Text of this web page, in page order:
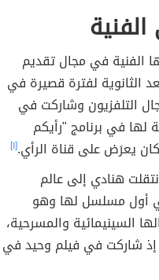
الفنية في مجال تقديم
فقد عملت بعد الثانوية لفترة قصيرة في
التلفزيون وشاركت في
لها في برنامج "رأيكم
يعرَض على قناة الرأي.[١]
هنادي إلى عالم
شاركت في أول مسلسل لها وهو
السينيمائية والمسرحية،
إذ شاركت في فيلم وحيد في